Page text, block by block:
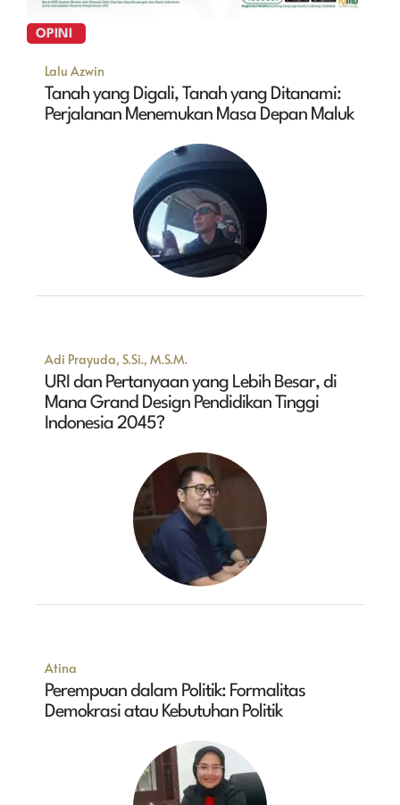
OPINI
Lalu Azwin
Tanah yang Digali, Tanah yang Ditanami:
Perjalanan Menemukan Masa Depan Maluk
Adi Prayuda, S.Si., M.S.M.
URI dan Pertanyaan yang Lebih Besar, di
Mana Grand Design Pendidikan Tinggi
Indonesia 2045?
Atina
Perempuan dalam Politik: Formalitas
Demokrasi atau Kebutuhan Politik